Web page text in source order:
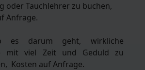
oder Tauchlehrer zu buchen,
Anfrage.
es darum geht, wirkliche
mit viel Zeit und Geduld zu
Kosten auf Anfrage.